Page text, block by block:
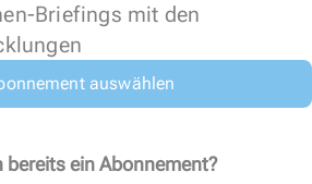
Briefings mit den
auswählen
bereits ein Abonnement?